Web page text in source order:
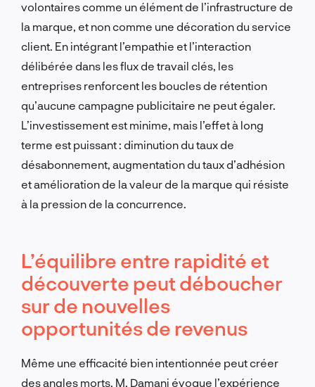
volontaires comme un élément de l’infrastructure de
la marque, et non comme une décoration du service
client. En intégrant l’empathie et l’interaction
délibérée dans les flux de travail clés, les
entreprises renforcent les boucles de rétention
qu’aucune campagne publicitaire ne peut égaler.
L’investissement est minime, mais l’effet à long
terme est puissant : diminution du taux de
désabonnement, augmentation du taux d’adhésion
et amélioration de la valeur de la marque qui résiste
à la pression de la concurrence.
L’équilibre entre rapidité et
découverte peut déboucher
sur de nouvelles
opportunités de revenus
Même une efficacité bien intentionnée peut créer
des angles morts. M. Damani évoque l’expérience